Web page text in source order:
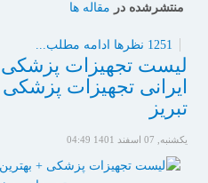
منتشرشده در مقاله ها
1251 نظرها ادامه مطلب...
لیست تجهیزات پزشکی
ایرانی تجهیزات
تبریز
یکشنبه, 07 اسفند 1401 04:49